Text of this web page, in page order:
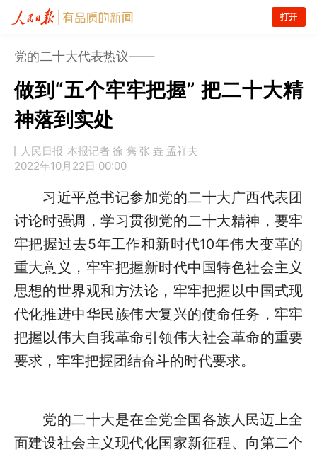
打开
党的二十大代表热议——
做到“五个牢牢把握” 把二十大精
神落到实处
人民日报 本报记者 徐 隽 张 垚 孟祥夫
2022年10月22日 00:00
习近平总书记参加党的二十大广西代表团
讨论时强调，学习贯彻党的二十大精神，要牢
牢把握过去5年工作和新时代10年伟大变革的
重大意义，牢牢把握新时代中国特色社会主义
思想的世界观和方法论，牢牢把握以中国式现
代化推进中华民族伟大复兴的使命任务，牢牢
把握以伟大自我革命引领伟大社会革命的重要
要求，牢牢把握团结奋斗的时代要求。
党的二十大是在全党全国各族人民迈上全
面建设社会主义现代化国家新征程、向第二个